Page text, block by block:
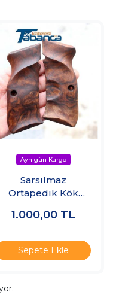
Sarsılmaz
Ortapedik Kök
1.000,00 TL
Sepete Ekle